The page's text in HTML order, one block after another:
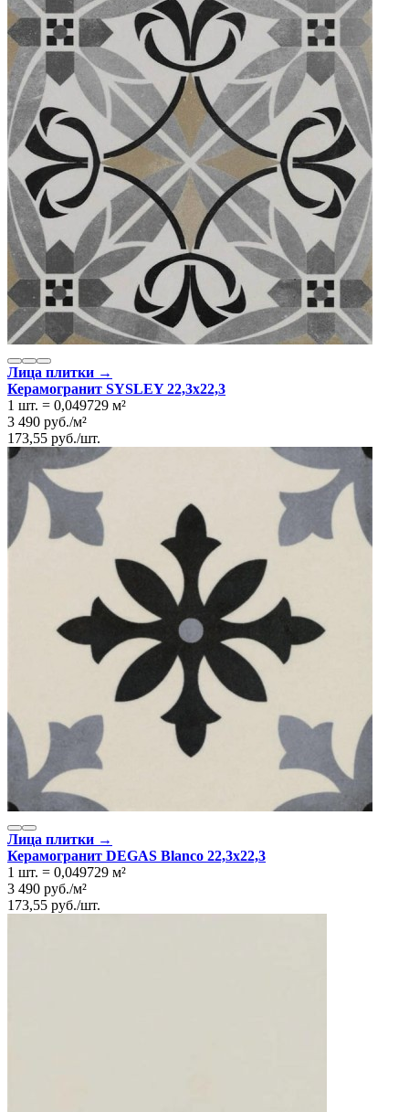
Лица плитки →
Керамогранит SYSLEY 22,3x22,3
1 шт. = 0,049729 м²
3 490 руб./м²
173,55 руб./шт.
Лица плитки →
Керамогранит DEGAS Blanco 22,3x22,3
1 шт. = 0,049729 м²
3 490 руб./м²
173,55 руб./шт.